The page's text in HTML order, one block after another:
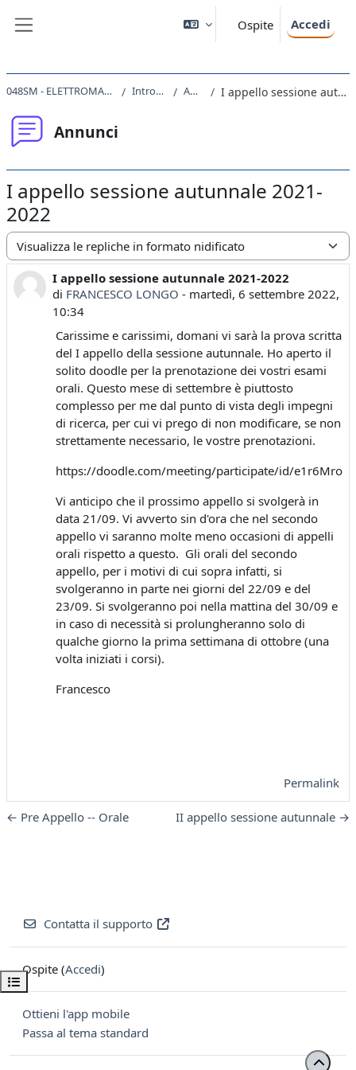
Ospite Accedi
Apri indice del corso
048SM - ELETTROMAGNETISMO 2021 Introduzione Annunci I appello sessione autunnale 2021-2022
Annunci
I appello sessione autunnale 2021-
2022
Modalità visualizzazione
I appello sessione autunnale 2021-2022
di FRANCESCO LONGO - martedì, 6 settembre 2022,
10:34
Numero di risposte: 0
Carissime e carissimi, domani vi sarà la prova scritta
del I appello della sessione autunnale. Ho aperto il
solito doodle per la prenotazione dei vostri esami
orali. Questo mese di settembre è piuttosto
complesso per me dal punto di vista degli impegni
di ricerca, per cui vi prego di non modificare, se non
strettamente necessario, le vostre prenotazioni.
https://doodle.com/meeting/participate/id/e1r6Mroa
Vi anticipo che il prossimo appello si svolgerà in
data 21/09. Vi avverto sin d'ora che nel secondo
appello vi saranno molte meno occasioni di appelli
orali rispetto a questo. Gli orali del secondo
appello, per i motivi di cui sopra infatti, si
svolgeranno in parte nei giorni del 22/09 e del
23/09. Si svolgeranno poi nella mattina del 30/09 e
in caso di necessità si prolungheranno solo di
qualche giorno la prima settimana di ottobre (una
volta iniziati i corsi).
Francesco
Permalink
← Pre Appello -- Orale II appello sessione autunnale →
Contatta il supporto
Ospite (Accedi)
Ottieni l'app mobile
Passa al tema standard